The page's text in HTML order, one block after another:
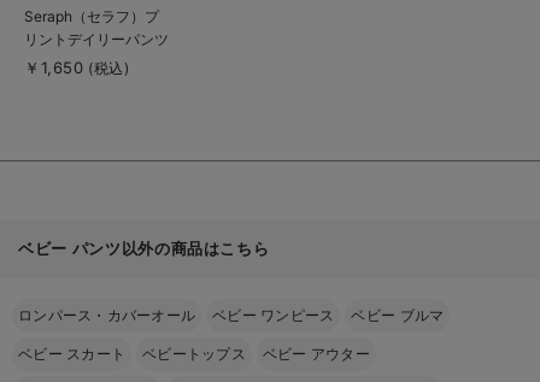
商
品
詳
を
Seraph（セラフ）プ
リントデイリーパンツ
￥1,650 (税込)
ベビー パンツ以外の商品はこちら
ロンパース・カバーオール ベビー ワンピース ベビー ブルマ
ベビー スカート ベビートップス ベビー アウター